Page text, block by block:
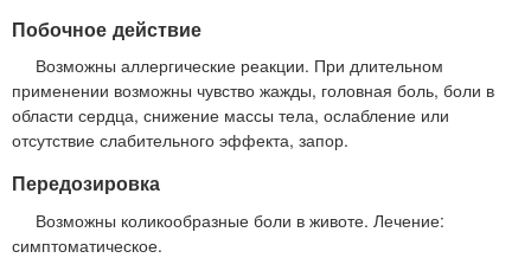
Побочное действие
Возможны аллергические реакции. При длительном
применении возможны чувство жажды, головная боль, боли в
области сердца, снижение массы тела, ослабление или
отсутствие слабительного эффекта, запор.
Передозировка
Возможны коликообразные боли в животе. Лечение:
симптоматическое.